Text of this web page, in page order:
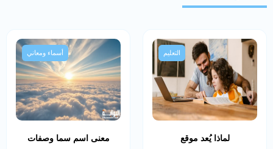
التعليم
لماذا يُعد موقع
أسماء ومعاني
معنى اسم سما وصفات